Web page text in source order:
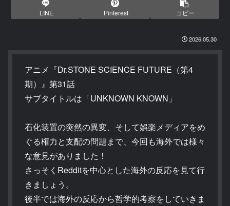
LINE Pinterest コピー
2026.05.30
アニメ『Dr.STONE SCIENCE FUTURE（第4
期）』第31話
サブタイトルは「UNKNOWN KNOWN」
石化装置の突然の異変、そして娯楽メディアをめ
ぐる権力と支配の問題まで、今回も海外では様々
な意見がありました！
さっそくRedditを中心とした海外の反応を見て行
きましょう。
後半では海外の反応から哲学的考察をしていきま